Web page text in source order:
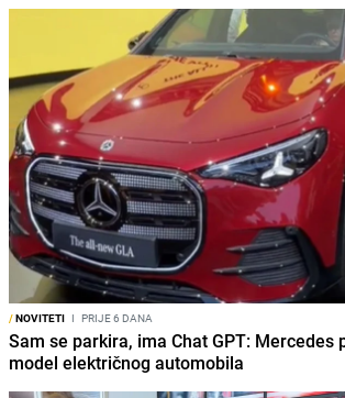
/NOVITETI I PRIJE 6 DANA
Sam se parkira, ima Chat GPT: Mercedes
model električnog automobila